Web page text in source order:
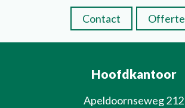
Contact Offerte
Hoofdkantoor
Apeldoornseweg 212